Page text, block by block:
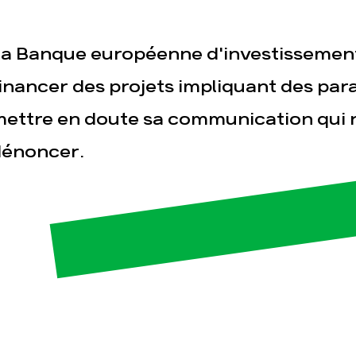
Banque européenne
des projets impliquant des
en doute sa communication qui